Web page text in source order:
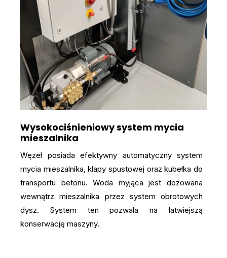
Wysokociśnieniowy system mycia
mieszalnika
Węzeł posiada efektywny automatyczny system
mycia mieszalnika, klapy spustowej oraz kubełka do
transportu betonu. Woda myjąca jest dozowana
wewnątrz mieszalnika przez system obrotowych
dysz. System ten pozwala na łatwiejszą
konserwację maszyny.